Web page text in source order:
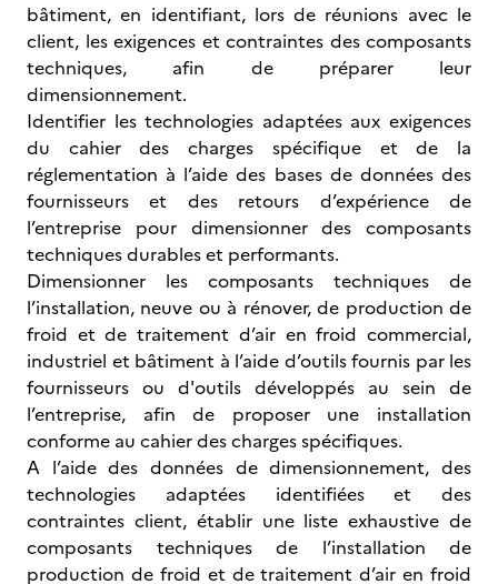
bâtiment, en identifiant, lors de réunions avec le
client, les exigences et contraintes des composants
techniques, afin de préparer leur
dimensionnement.
Identifier les technologies adaptées aux exigences
du cahier des charges spécifique et de la
réglementation à l’aide des bases de données des
fournisseurs et des retours d’expérience de
l’entreprise pour dimensionner des composants
techniques durables et performants.
Dimensionner les composants techniques de
l’installation, neuve ou à rénover, de production de
froid et de traitement d’air en froid commercial,
industriel et bâtiment à l’aide d’outils fournis par les
fournisseurs ou d'outils développés au sein de
l’entreprise, afin de proposer une installation
conforme au cahier des charges spécifiques.
A l’aide des données de dimensionnement, des
technologies adaptées identifiées et des
contraintes client, établir une liste exhaustive de
composants techniques de l’installation de
production de froid et de traitement d’air en froid